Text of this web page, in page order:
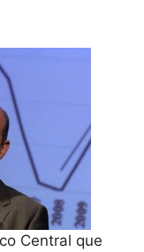
Central que